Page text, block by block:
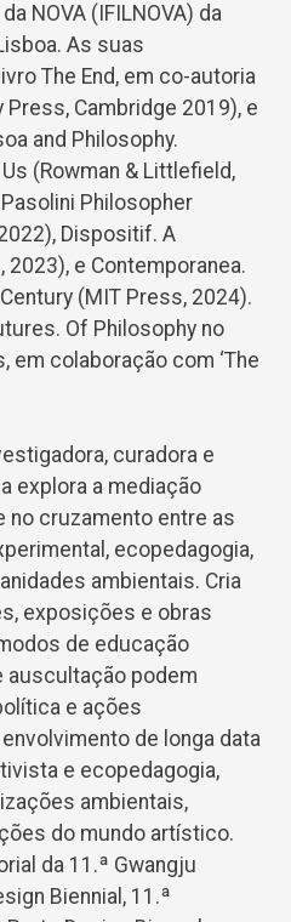
NOVA (IFILNOVA) da
As suas
The End, em co-autoria
Cambridge 2019), e
and Philosophy.
(Rowman & Littlefield,
Philosopher
Dispositif. A
2023), e Contemporanea.
(MIT Press, 2024).
Of Philosophy no
em colaboração com ‘The
curadora e
explora a mediação
no cruzamento entre as
ecopedagogia,
ambientais. Cria
exposições e obras
de educação
auscultação podem
e ações
de longa data
e ecopedagogia,
ambientais,
do mundo artístico.
da 11.ª Gwangju
Biennial, 11.ª